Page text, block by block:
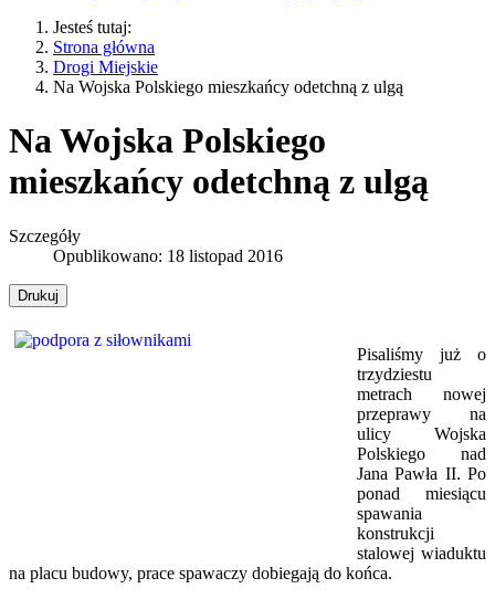
Jesteś tutaj:
Strona główna
Drogi Miejskie
Na Wojska Polskiego mieszkańcy odetchną z ulgą
Na Wojska Polskiego
mieszkańcy odetchną z ulgą
Szczegóły
Opublikowano: 18 listopad 2016
Drukuj
Pisaliśmy już o
trzydziestu
metrach nowej
przeprawy na
ulicy Wojska
Polskiego nad
Jana Pawła II. Po
ponad miesiącu
spawania
konstrukcji
stalowej wiaduktu
na placu budowy, prace spawaczy dobiegają do końca.